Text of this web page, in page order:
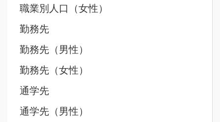
職業別人口（女性）
勤務先
勤務先（男性）
勤務先（女性）
通学先
通学先（男性）